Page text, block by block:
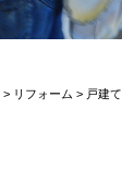
> リフォーム > 戸建